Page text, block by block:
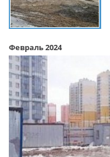
Февраль 2024